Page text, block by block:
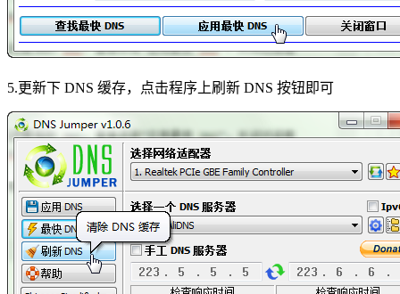
5.更新下 DNS 缓存，点击程序上刷新 DNS 按钮即可